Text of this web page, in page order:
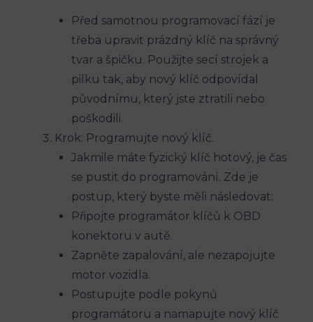
Před ‍samotnou programovací fází ‍je
třeba upravit prázdný klíč​ na správný
tvar a špičku. Použijte secí strojek a
pilku ‍tak, ‍aby nový klíč odpovídal
původnímu, který jste ztratili nebo‍
poškodili.
Krok: Programujte​ nový klíč.
Jakmile máte fyzický ‍klíč ⁣hotový, je čas
se pustit do programování. Zde je‌
postup, který byste měli následovat:
Připojte programátor klíčů⁣ k OBD
konektoru v autě.
Zapněte zapalování, ale nezapojujte
motor vozidla.
Postupujte podle ‍pokynů
programátoru ‍a ​namapujte nový klíč